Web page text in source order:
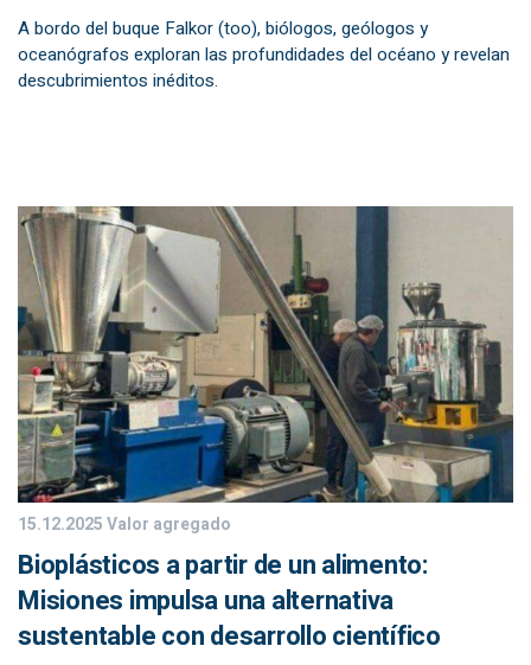
A bordo del buque Falkor (too), biólogos, geólogos y
oceanógrafos exploran las profundidades del océano y revelan
descubrimientos inéditos.
15.12.2025Valor agregado
Bioplásticos a partir de un alimento:
Misiones impulsa una alternativa
sustentable con desarrollo científico